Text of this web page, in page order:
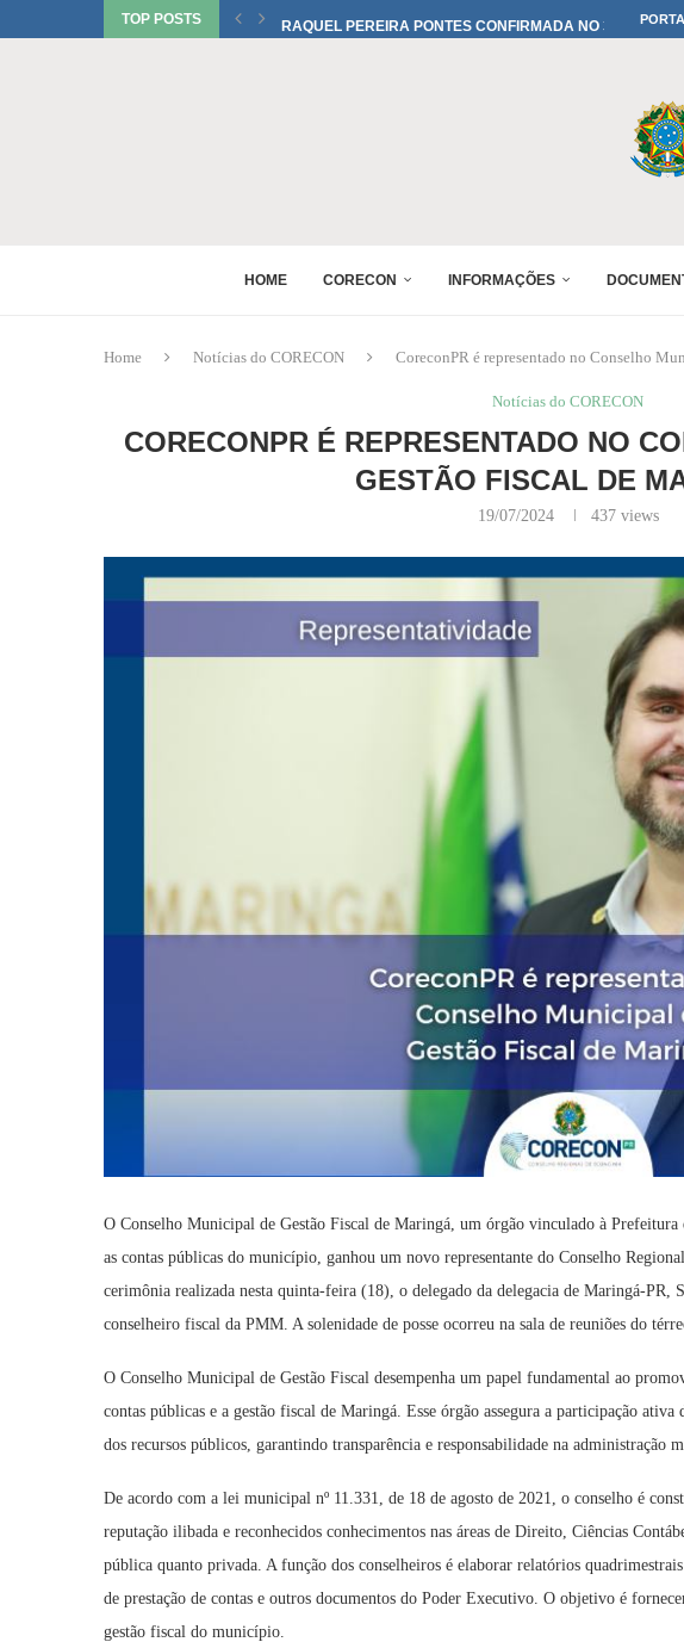
TOP POSTS RAQUEL PEREIRA PONTES CONFIRMADA NO 30º
HOME CORECON INFORMAÇÕES
Home Notícias do CORECON CoreconPR é representado no Conselho
Notícias do CORECON
CORECONPR É REPRESENTADO NO
GESTÃO FISCAL DE
19/07/2024 437views
O Conselho Municipal de Gestão Fiscal de Maringá, um órgão vinculado à Prefeitura
as contas públicas do município, ganhou um novo representante do Conselho
cerimônia realizada nesta quinta-feira (18), o delegado da delegacia de Maringá-
conselheiro fiscal da PMM. A solenidade de posse ocorreu na sala de reuniões do
O Conselho Municipal de Gestão Fiscal desempenha um papel fundamental ao
contas públicas e a gestão fiscal de Maringá. Esse órgão assegura a participação
dos recursos públicos, garantindo transparência e responsabilidade na administração
De acordo com a lei municipal nº 11.331, de 18 de agosto de 2021, o conselho é
reputação ilibada e reconhecidos conhecimentos nas áreas de Direito, Ciências
pública quanto privada. A função dos conselheiros é elaborar relatórios
de prestação de contas e outros documentos do Poder Executivo. O objetivo é
gestão fiscal do município.